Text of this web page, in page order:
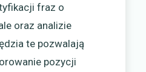
fraz o
oraz analizie
te pozwalają
pozycji